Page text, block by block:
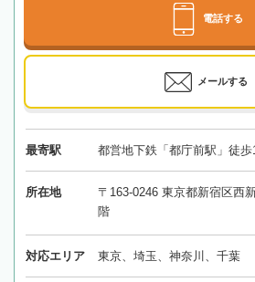
電話する
メールする
最寄駅 都営地下鉄「都庁前駅」徒歩
所在地
〒163-0246 東京都新宿区西
階
対応エリア 東京、埼玉、神奈川、千葉